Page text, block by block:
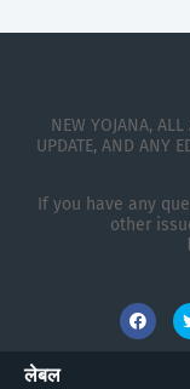
NEW YOJANA, ALL
UPDATE, AND ANY
If you have any
other
लेबल